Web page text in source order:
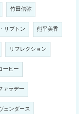
竹田信弥
リプトン 熊平美香
リフレクション
ーヒー
ァラデー
ェンダース